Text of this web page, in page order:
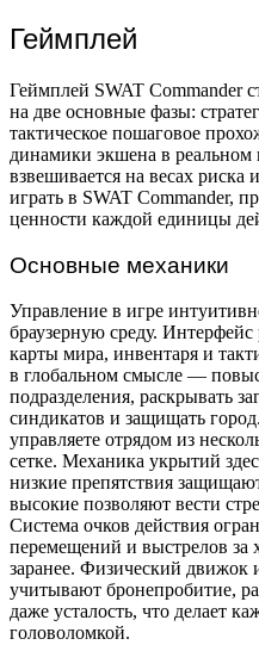
Геймплей
Геймплей SWAT Commander
на две основные фазы:
тактическое пошаговое
динамики экшена в
взвешивается на весах
играть в SWAT Commander,
ценности каждой единицы
Основные механики
Управление в игре
браузерную среду. Интерфейс
карты мира, инвентаря и
в глобальном смысле —
подразделения, раскрывать
синдикатов и защищать
управляете отрядом из
сетке. Механика укрытий
низкие препятствия
высокие позволяют вести
Система очков действия
перемещений и выстрелов за
заранее. Физический движок
учитывают бронепробитие,
даже усталость, что делает
головоломкой.